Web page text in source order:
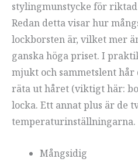
stylingmunstycke för
Redan detta visar hur
lockborsten är, vilket mer
ganska höga priset. I
mjukt och sammetslent
räta ut håret (viktigt här:
locka. Ett annat plus är de
temperaturinställningarna.
Mångsidig